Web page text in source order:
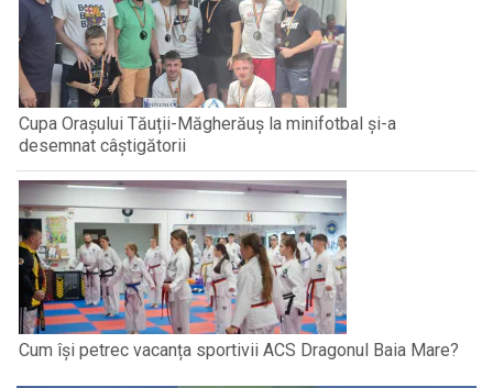
Cupa Orașului Tăuții-Măgherăuș la minifotbal și-a
desemnat câștigătorii
Cum își petrec vacanța sportivii ACS Dragonul Baia Mare?